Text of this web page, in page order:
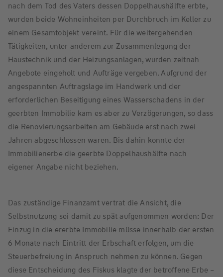
nach dem Tod des Vaters dessen Doppelhaushälfte erbte,
wurden beide Wohneinheiten per Durchbruch im Keller zu
einem Gesamtobjekt vereint. Für die weitergehenden
Tätigkeiten, unter anderem zur Zusammenlegung der
Haustechnik und der Heizungsanlagen, wurden zeitnah
Angebote eingeholt und Aufträge vergeben. Aufgrund der
angespannten Auftragslage im Handwerk und der
erforderlichen Beseitigung eines Wasserschadens in der
geerbten Immobilie kam es aber zu Verzögerungen, so dass
die Renovierungsarbeiten am Gebäude erst nach zwei
Jahren abgeschlossen waren. Bis dahin konnte der
Immobilienerbe die geerbte Doppelhaushälfte nach
eigener Angabe nicht beziehen.
Das zuständige Finanzamt vertrat die Ansicht, die
Selbstnutzung sei damit zu spät aufgenommen worden: Der
Einzug in die ererbte Immobilie müsse innerhalb der ersten
6 Monate nach Eintritt der Erbschaft erfolgen, um die
Steuerbefreiung in Anspruch nehmen zu können. Gegen
diese Entscheidung des Fiskus klagte der betroffene Erbe –